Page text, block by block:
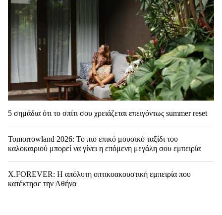
5 σημάδια ότι το σπίτι σου χρειάζεται επειγόντως summer reset
Tomorrowland 2026: Το πιο επικό μουσικό ταξίδι του
καλοκαιριού μπορεί να γίνει η επόμενη μεγάλη σου εμπειρία
X.FOREVER: Η απόλυτη οπτικοακουστική εμπειρία που
κατέκτησε την Αθήνα